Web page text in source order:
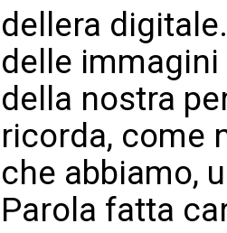
dellera
delle
della nostra
ricorda, come
che abbiamo,
Parola fatta